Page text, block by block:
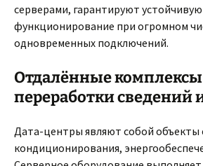
серверами, гарантируют устойчивую
функционирование при огромном
одновременных подключений.
Отдалённые комплексы
переработки сведений
Дата-центры являют собой объекты
кондиционирования,